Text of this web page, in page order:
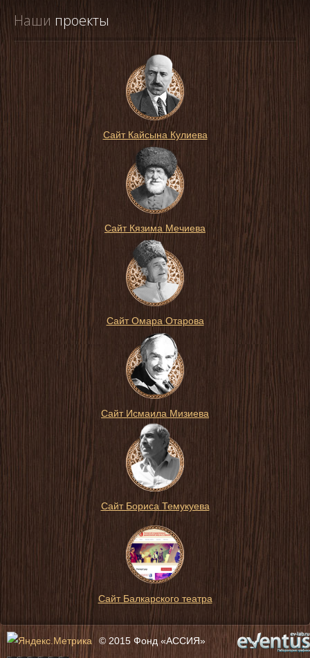
Наши проекты
Сайт Кайсына Кулиева
Сайт Кязима Мечиева
Сайт Омара Отарова
Сайт Исмаила Мизиева
Сайт Бориса Темукуева
Сайт Балкарского театра
© 2015 Фонд «АССИЯ»